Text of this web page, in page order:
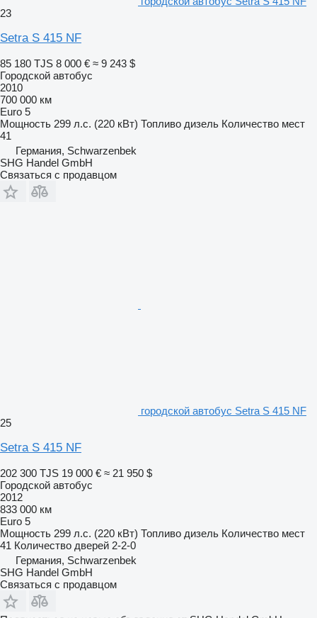
23
Setra S 415 NF
85 180 TJS 8 000 € ≈ 9 243 $
Городской автобус
2010
700 000 км
Euro 5
Мощность 299 л.с. (220 кВт) Топливо дизель Количество мест
41
Германия, Schwarzenbek
SHG Handel GmbH
Связаться с продавцом
городской автобус Setra S 415 NF
25
Setra S 415 NF
202 300 TJS 19 000 € ≈ 21 950 $
Городской автобус
2012
833 000 км
Euro 5
Мощность 299 л.с. (220 кВт) Топливо дизель Количество мест
41 Количество дверей 2-2-0
Германия, Schwarzenbek
SHG Handel GmbH
Связаться с продавцом